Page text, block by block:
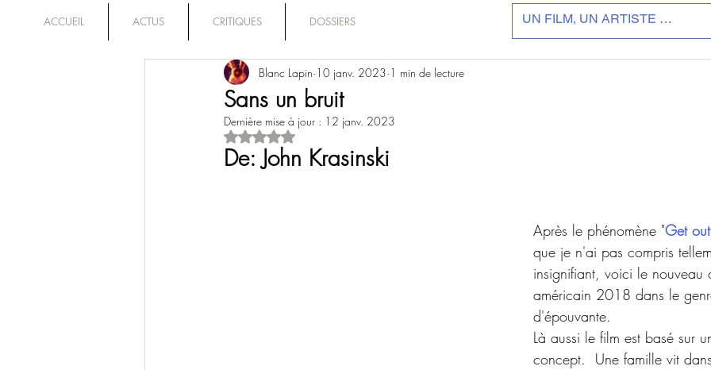
ACCUEIL ACTUS CRITIQUES DOSSIERS
Sans un bruit
Blanc Lapin 10 janv. 2023 1 min de lecture
Dernière mise à jour : 12 janv. 2023
Noté NaN étoiles sur 5.
De: John Krasinski
Après le phénomène "Get out
que je n'ai pas compris
insignifiant, voici le nouveau
américain 2018 dans le
d'épouvante.
Là aussi le film est basé sur
concept.  Une famille vit